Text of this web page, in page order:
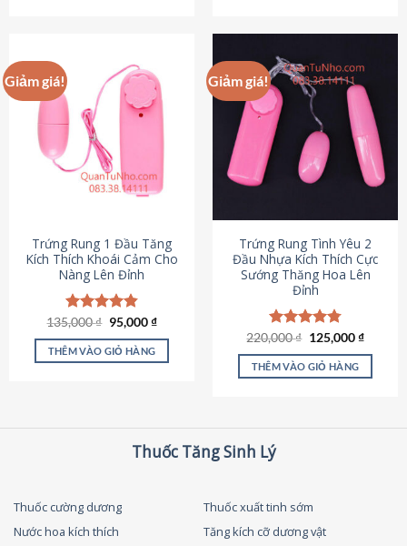
có
nhiều
biến
thể.
Các
tùy
chọn
được
chọn
trên
trang
sản
phẩm
Giảm giá!
Trứng Rung 1 Đầu Tăng
Kích Thích Khoái Cảm Cho
Nàng Lên Đỉnh
Được xếp
hạng4.87
5 sao
135,000₫ Giá
gốc
là:
135,000 ₫.
95,000₫Giá
tại
THÊM VÀO GIỎ HÀNG
Giảm giá!
Trứng Rung Tình Yêu 2
Đầu Nhựa Kích Thích Cực
Sướng Thăng Hoa Lên
Đỉnh
Được xếp
hạng4.79
5 sao
220,000₫ Giá
là:
220,000 ₫.
125,000₫Giá
tại
THÊM VÀO GIỎ HÀNG
Thuốc Tăng Sinh Lý
Thuốc cường dương
Thuốc xuất tinh sớm
Nước hoa kích thích
Tăng kích cỡ dương vật